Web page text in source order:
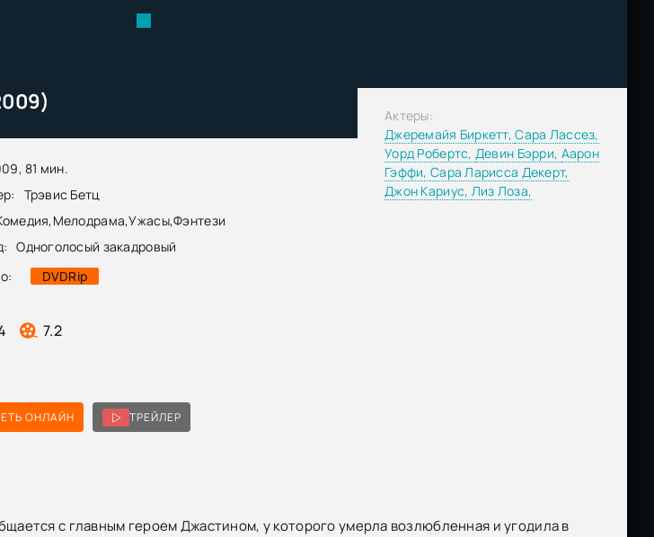
81 мин.
Трэвис Бетц
, Мелодрама,Ужасы,Фэнтези
Одноголосый закадровый
DVDRip
7.2
ОНЛАЙН ТРЕЙЛЕР
Актеры:
Джеремайя Биркетт,Сара Лассез,
Уорд Робертс, Девин Бэрри, Аарон
Гэффи, Сара Ларисса Декерт,
Джон Кариус, Лиз Лоза,
с главным героем Джастином, у которого умерла возлюбленная и угодила в